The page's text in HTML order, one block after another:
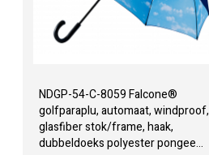
NDGP-54-C-8059 Falcone®
golfparaplu, automaat, windproof,
glasfiber stok/frame, haak,
dubbeldoeks polyester pongee...